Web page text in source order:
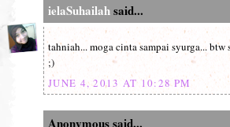
ielaSuhailahsaid...
tahniah... moga cinta sampai syurga...
;)
JUNE 4, 2013 AT 10:28 PM
Anonymous said...